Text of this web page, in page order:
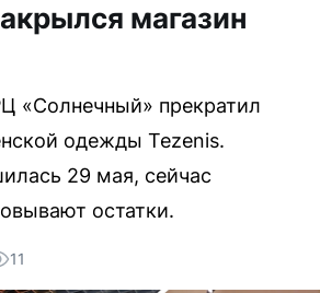
магазин
«Солнечный» прекратил
одежды Tezenis.
29 мая, сейчас
остатки.
11